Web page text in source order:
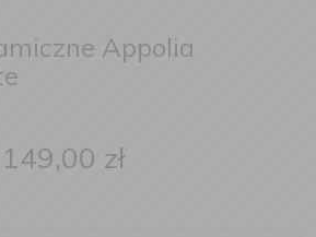
Appolia
149,00 zł